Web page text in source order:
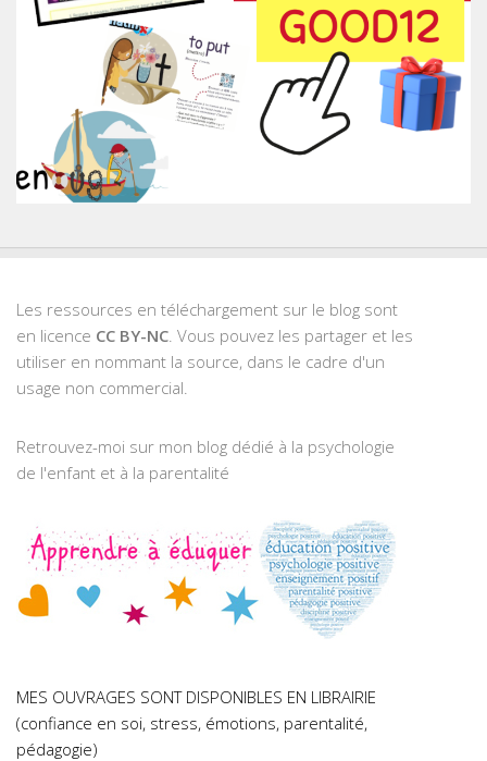
Les ressources en téléchargement sur le blog sont
en licence CC BY-NC . Vous pouvez les partager et les
utiliser en nommant la source, dans le cadre d'un
usage non commercial.
Retrouvez-moi sur mon blog dédié à la psychologie
de l'enfant et à la parentalité
MES OUVRAGES SONT DISPONIBLES EN LIBRAIRIE
(confiance en soi, stress, émotions, parentalité,
pédagogie)